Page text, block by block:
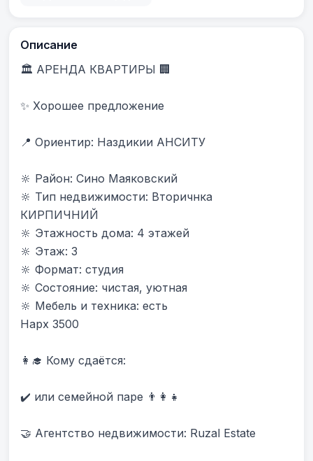
Описание
🏛 АРЕНДА КВАРТИРЫ 🏢
✨ Хорошее предложение
📍 Ориентир: Наздикии АНСИТУ
🔆 Район: Сино Маяковский
🔆 Тип недвижимости: Вторичнка
КИРПИЧНИЙ
🔆 Этажность дома: 4 этажей
🔆 Этаж: 3
🔆 Формат: студия
🔆 Состояние: чистая, уютная
🔆 Мебель и техника: есть
Нарх 3500
👩‍🎓 Кому сдаётся:
✔️ или семейной паре 👨‍👩‍👧
🤝 Агентство недвижимости: Ruzal Estate